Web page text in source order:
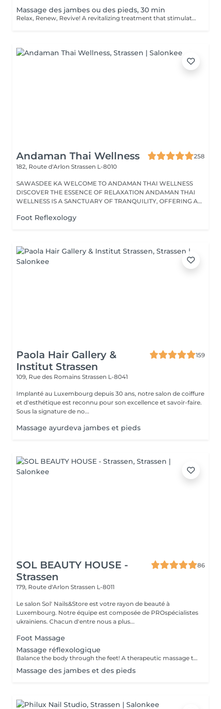
Massage des jambes ou des pieds, 30 min
Relax, Renew, Revive! A revitalizing treatment that stimulates circulation, reduces fluid retention, and relieves muscle fatigue. Ideal for clients who spend long hours standing, exercising, or traveling. Light or firm pressure can be tailored to your needs. Age restrictions: there are no age restrictions for this procedure. Post procedure recommendations: do not do sport and any sharp movements for 2-3 hours after the procedure. Frequency: 1-2 times per week, 10 times in total. Repeat once in 3-6 months.
Andaman Thai Wellness
258
182, Route d'Arlon Strassen L-8010
SAWASDEE KA WELCOME TO ANDAMAN THAI WELLNESS
DISCOVER THE ESSENCE OF RELAXATION ANDAMAN THAI
WELLNESS IS A SANCTUARY OF TRANQUILITY, OFFERING A
Foot Reflexology
Paola Hair Gallery &
Institut Strassen
159
109, Rue des Romains Strassen L-8041
Implanté au Luxembourg depuis 30 ans, notre salon de coiffure
et d'esthétique est reconnu pour son excellence et savoir-faire.
Sous la signature de no...
Massage ayurdeva jambes et pieds
SOL BEAUTY HOUSE -
Strassen
86
179, Route d'Arlon Strassen L-8011
Le salon Sol' Nails&Store est votre rayon de beauté à
Luxembourg. Notre équipe est composée de PROspécialistes
ukrainiens. Chacun d'entre nous a plus...
Foot Massage
Massage réflexologique
Balance the body through the feet! A therapeutic massage that applies pressure to specific reflex points on the feet, corresponding to different organs and systems in the body. Promotes relaxation, boosts circulation, and supports overall wellness.
Massage des jambes et des pieds